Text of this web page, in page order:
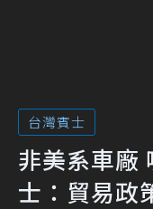
台灣賓士
非美系車廠
士：貿易政